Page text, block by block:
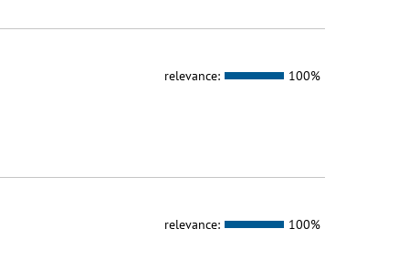
relevance: 100%
relevance: 100%